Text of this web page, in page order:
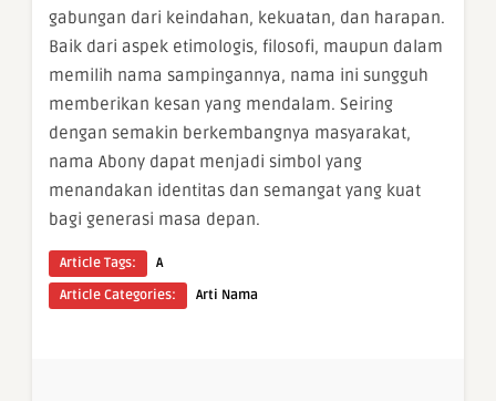
gabungan dari keindahan, kekuatan, dan harapan.
Baik dari aspek etimologis, filosofi, maupun dalam
memilih nama sampingannya, nama ini sungguh
memberikan kesan yang mendalam. Seiring
dengan semakin berkembangnya masyarakat,
nama Abony dapat menjadi simbol yang
menandakan identitas dan semangat yang kuat
bagi generasi masa depan.
Article Tags:
A
Article Categories:
Arti Nama